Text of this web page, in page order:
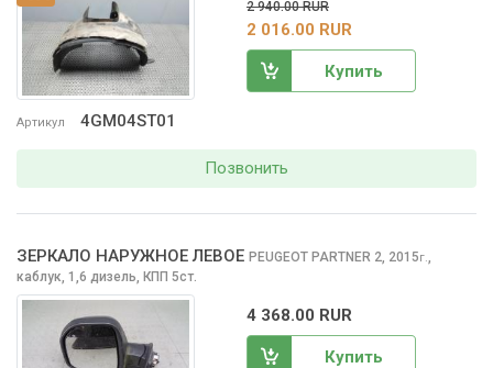
Артикул 4GM04ST01
2 940.00 RUR
2 016.00 RUR
Купить
Позвонить
ЗЕРКАЛО НАРУЖНОЕ ЛЕВОЕ PEUGEOT PARTNER 2, 2015г.
каблук, 1,6 дизель, КПП 5ст.
4 368.00 RUR
Купить